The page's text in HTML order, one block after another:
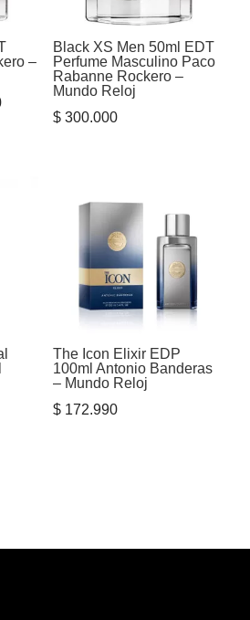
–
El
Black XS Men 50ml EDT
Perfume Masculino Paco
Rabanne Rockero –
Mundo Reloj
$300.000
The Icon Elixir EDP
100ml Antonio Banderas
– Mundo Reloj
$172.990